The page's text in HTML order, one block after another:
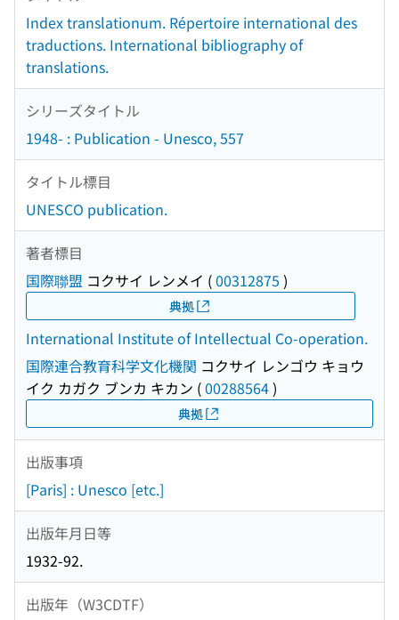
Index translationum. Répertoire international des
traductions. International bibliography of
translations.
シリーズタイトル
1948- : Publication - Unesco, 557
タイトル標目
UNESCO publication.
著者標目
国際聯盟 コクサイ レンメイ (00312875 )
典拠
International Institute of Intellectual Co-operation.
国際連合教育科学文化機関 コクサイ レンゴウ キョウ
イク カガク ブンカ キカン (00288564)
典拠
出版事項
[Paris] : Unesco [etc.]
出版年月日等
1932-92.
出版年（W3CDTF）